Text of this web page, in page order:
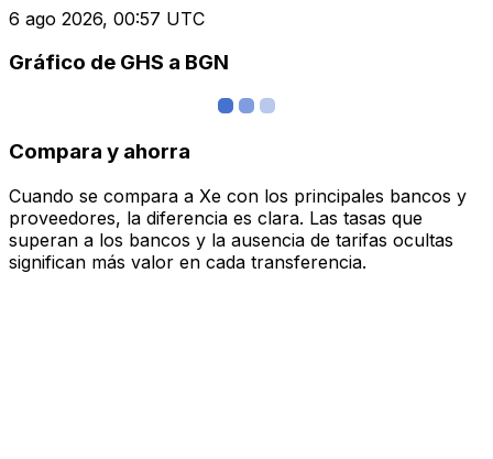
6 ago 2026, 00:57 UTC
Gráfico de GHS a BGN
Compara y ahorra
Cuando se compara a Xe con los principales bancos y
proveedores, la diferencia es clara. Las tasas que
superan a los bancos y la ausencia de tarifas ocultas
significan más valor en cada transferencia.